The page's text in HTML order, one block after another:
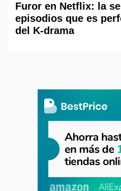
Furor en Netflix: la
episodios que es
del K-drama